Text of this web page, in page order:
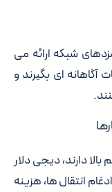
شبکه ارائه می
ای بگیرند و
دارند، دیجی دلار
انتقال ها، هزینه